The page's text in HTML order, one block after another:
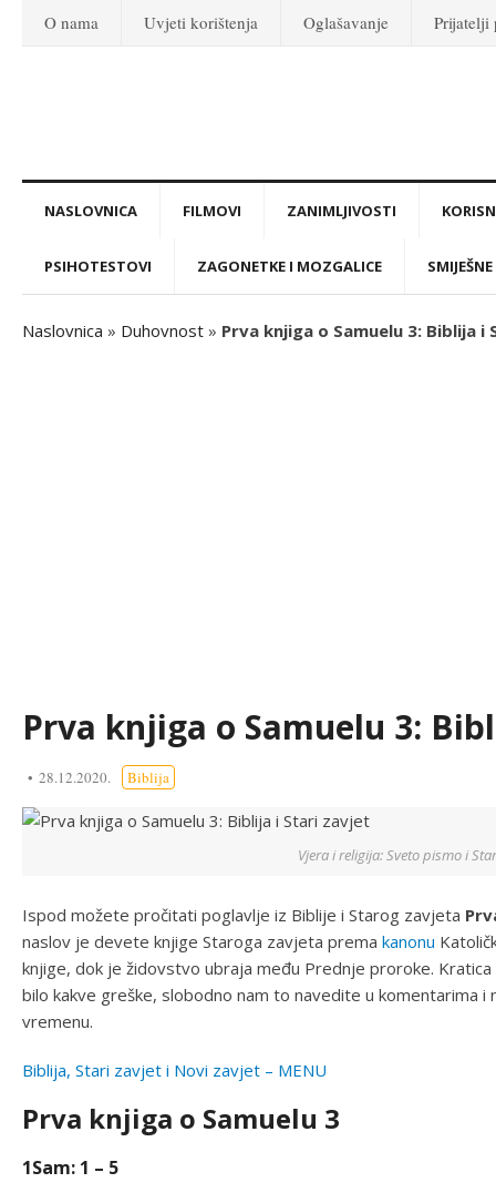
O nama Uvjeti korištenja Oglašavanje Prijatelji
NASLOVNICA FILMOVI ZANIMLJIVOSTI
PSIHOTESTOVI ZAGONETKE I MOZGALICE
Naslovnica » Duhovnost » Prva knjiga o Samuelu 3: Biblija
Prva knjiga o Samuelu 3:
28.12.2020. Biblija
Vjera i religija: Sveto pismo i
Ispod možete pročitati poglavlje iz Biblije i Starog zavjeta
naslov je devete knjige Staroga zavjeta prema kanonu
knjige, dok je židovstvo ubraja među Prednje proroke.
bilo kakve greške, slobodno nam to navedite u komentarima
vremenu.
Biblija, Stari zavjet i Novi zavjet – MENU
Prva knjiga o Samuelu 3
1Sam: 1 – 5